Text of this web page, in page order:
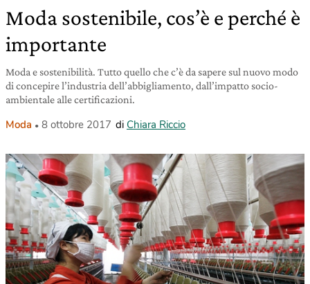
Moda sostenibile, cos’è e perché è
importante
Moda e sostenibilità. Tutto quello che c’è da sapere sul nuovo modo
di concepire l’industria dell’abbigliamento, dall’impatto socio-
ambientale alle certificazioni.
Moda 8 ottobre 2017 di Chiara Riccio